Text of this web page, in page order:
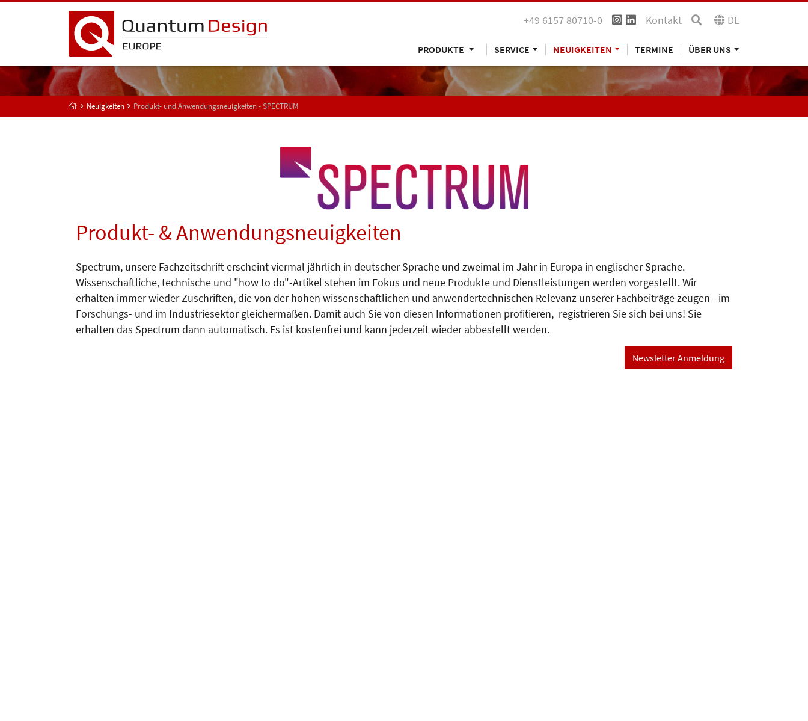
+49 6157 80710-0 Kontakt DE
PRODUKTE SERVICE NEUIGKEITEN TERMINE ÜBER UNS
Neuigkeiten Produkt- und Anwendungsneuigkeiten - SPECTRUM
Produkt- & Anwendungsneuigkeiten
Spectrum, unsere Fachzeitschrift erscheint viermal jährlich in deutscher Sprache und zweimal im Jahr in Europa in englischer Sprache.
Wissenschaftliche, technische und "how to do"-Artikel stehen im Fokus und neue Produkte und Dienstleistungen werden vorgestellt. Wir
erhalten immer wieder Zuschriften, die von der hohen wissenschaftlichen und anwendertechnischen Relevanz unserer Fachbeiträge zeugen - im
Forschungs- und im Industriesektor gleichermaßen. Damit auch Sie von diesen Informationen profitieren, registrieren Sie sich bei uns! Sie
erhalten das Spectrum dann automatisch. Es ist kostenfrei und kann jederzeit wieder abbestellt werden.
Newsletter Anmeldung